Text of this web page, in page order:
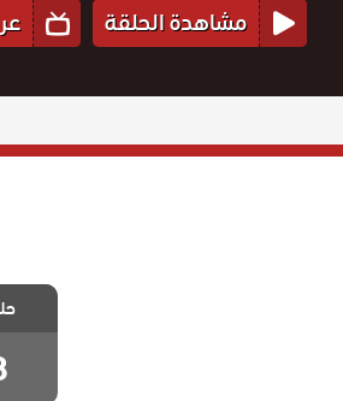
مشاهدة الحلقة
في